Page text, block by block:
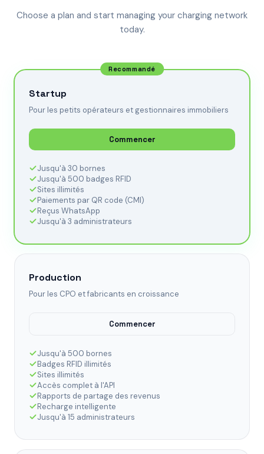
Choose a plan and start managing your charging network
today.
Recommandé
Startup
Pour les petits opérateurs et gestionnaires immobiliers
Commencer
Jusqu'à 30 bornes
Jusqu'à 500 badges RFID
Sites illimités
Paiements par QR code (CMI)
Reçus WhatsApp
Jusqu'à 3 administrateurs
Production
Pour les CPO et fabricants en croissance
Commencer
Jusqu'à 500 bornes
Badges RFID illimités
Sites illimités
Accès complet à l'API
Rapports de partage des revenus
Recharge intelligente
Jusqu'à 15 administrateurs